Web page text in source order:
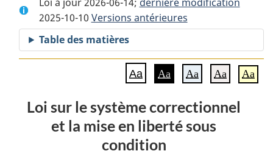
Loi
sur
le
système
correctionnel
la
mise
en
liberté
:
Loi
sur
le
système
et
la
mise
en
:
Loi
sur
le
système
et
la
2025-10-10 Versions antérieures
Table des matières
Aa Aa Aa Aa Aa
Loi sur le système correctionnel
et la mise en liberté sous
condition